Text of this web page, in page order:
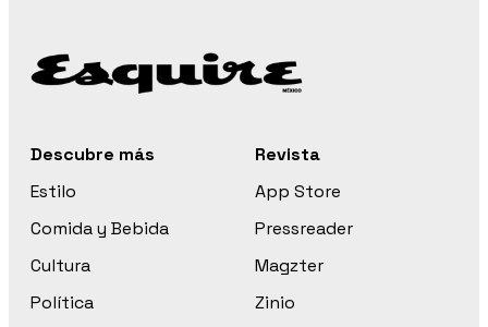
Descubre más
Estilo
Comida y Bebida
Cultura
Política
Revista
App Store
Pressreader
Magzter
Zinio